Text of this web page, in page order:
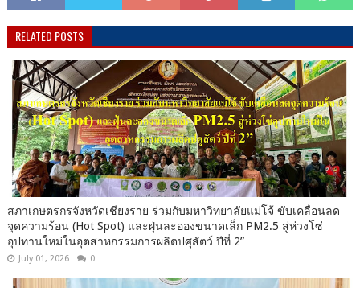
RELATED POSTS
สภาเกษตรกรจังหวัดเชียงราย ร่วมกับมหาวิทยาลัยแม่โจ้ ขับเคลื่อนลด
จุดความร้อน (Hot Spot) และฝุ่นละอองขนาดเล็ก PM2.5 สู่ห่วงโซ่
อุปทานใหม่ในอุตสาหกรรมการผลิตปศุสัตว์ ปีที่ 2”
July 01, 2026 0